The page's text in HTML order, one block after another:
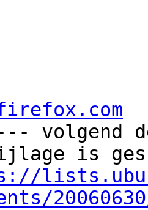
volgend
bijlage is